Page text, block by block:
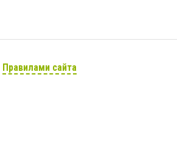
Правилами сайта